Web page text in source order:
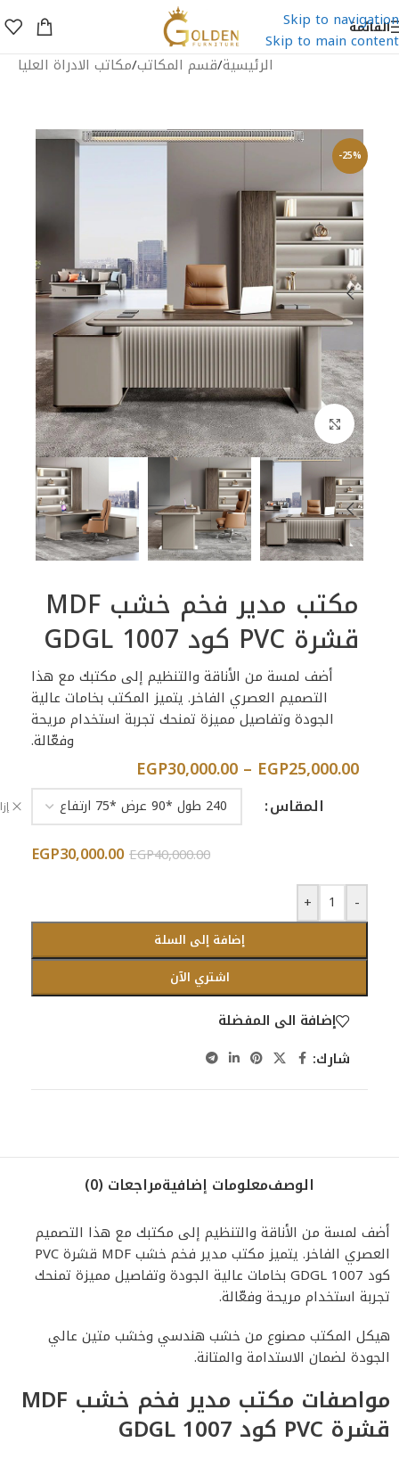
Skip to navigation
Skip to main content
القائمة
الرئيسية/قسم المكاتب/مكاتب الادراة العليا
-25%
اضغط للتكبير
مكتب مدير فخم خشب MDF
قشرة PVC كود GDGL 1007
أضف لمسة من الأناقة والتنظيم إلى مكتبك مع هذا
التصميم العصري الفاخر. يتميز المكتب بخامات عالية
الجودة وتفاصيل مميزة تمنحك تجربة استخدام مريحة
وفعّالة.
EGP25,000.00
–
EGP30,000.00
المقاس
EGP40,000.00
EGP30,000.00
-
+
إضافة إلى السلة
اشتري الآن
إضافة الى المفضلة
شارك:
الوصفمعلومات إضافيةمراجعات (0)
أضف لمسة من الأناقة والتنظيم إلى مكتبك مع هذا التصميم
العصري الفاخر. يتميز مكتب مدير فخم خشب MDF قشرة PVC
كود GDGL 1007 بخامات عالية الجودة وتفاصيل مميزة تمنحك
تجربة استخدام مريحة وفعّالة.
هيكل المكتب مصنوع من خشب هندسي وخشب متين عالي
الجودة لضمان الاستدامة والمتانة.
مواصفات مكتب مدير فخم خشب MDF
قشرة PVC كود GDGL 1007